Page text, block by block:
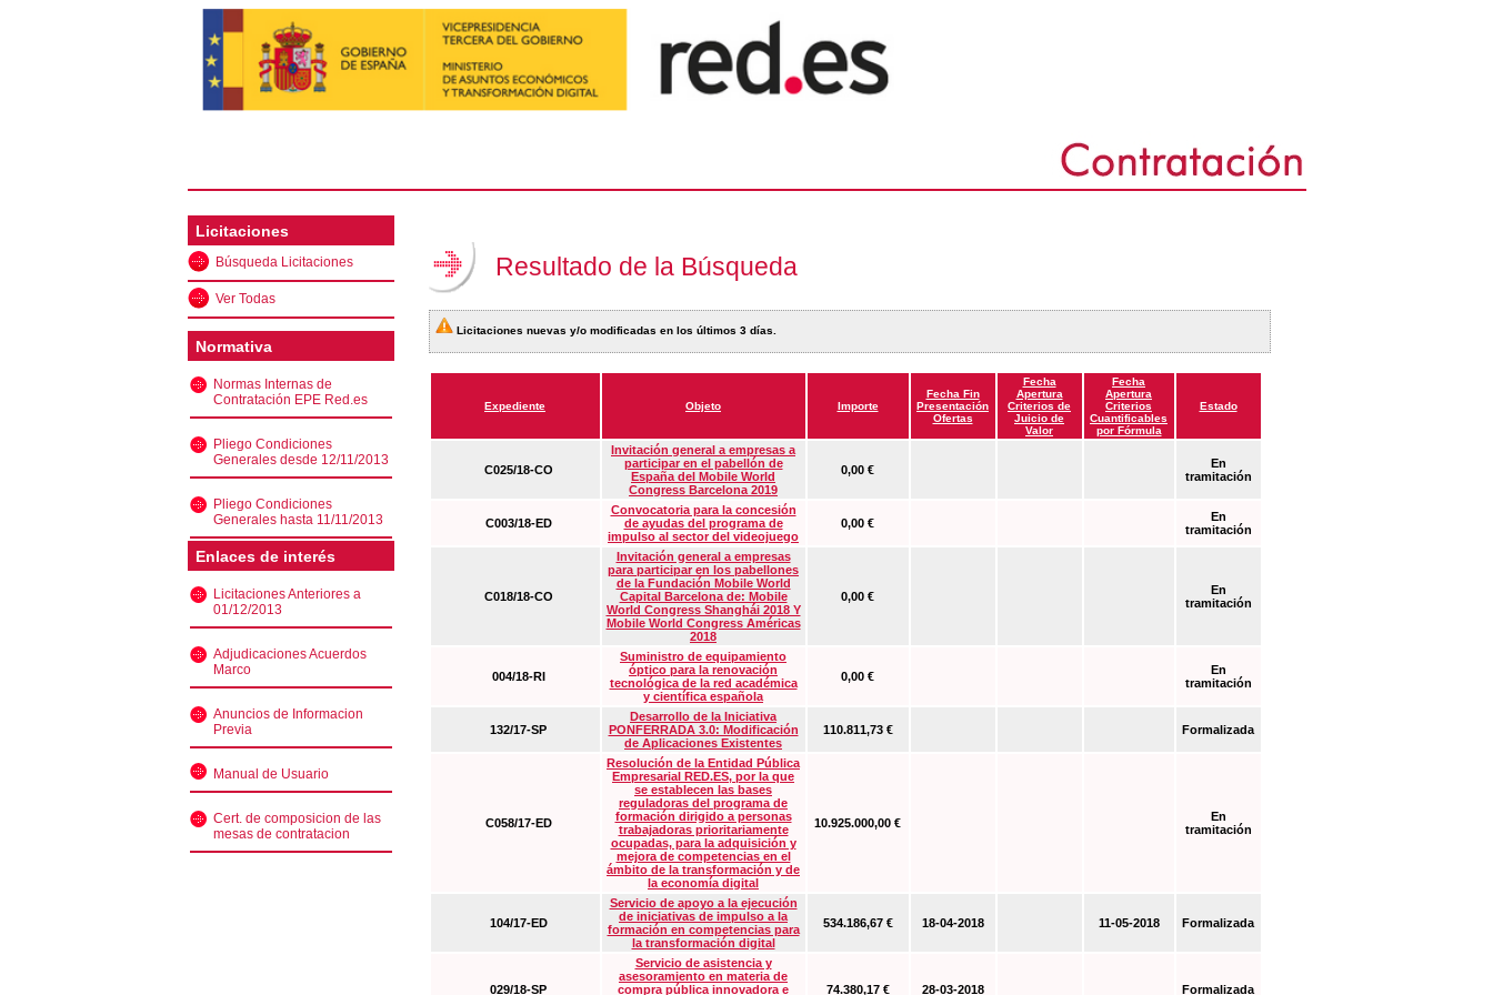
Licitaciones
Búsqueda Licitaciones
Ver Todas
Normativa
Normas Internas de
Contratación EPE Red.es
Pliego Condiciones
Generales desde 12/11/2013
Pliego Condiciones
Generales hasta 11/11/2013
Enlaces de interés
Licitaciones Anteriores a
01/12/2013
Adjudicaciones Acuerdos
Marco
Anuncios de Informacion
Previa
Manual de Usuario
Cert. de composicion de las
mesas de contratacion
Resultado de la Búsqueda
Licitaciones nuevas y/o modificadas en los últimos 3 días.
Expediente Objeto Importe
Fecha Fin
Presentación
Ofertas
Fecha
Apertura
Criterios de
Juicio de
Valor
Fecha
Apertura
Criterios
Cuantificables
por Fórmula
Estado
C025/18-CO
Invitación general a empresas a
participar en el pabellón de
España del Mobile World
Congress Barcelona 2019
0,00 €
En
tramitación
C003/18-ED
Convocatoria para la concesión
de ayudas del programa de
impulso al sector del videojuego
0,00 €
En
tramitación
C018/18-CO
Invitación general a empresas
para participar en los pabellones
de la Fundación Mobile World
Capital Barcelona de: Mobile
World Congress Shanghái 2018 Y
Mobile World Congress Américas
2018
0,00 €
En
tramitación
004/18-RI
Suministro de equipamiento
óptico para la renovación
tecnológica de la red académica
y científica española
0,00 €
En
tramitación
132/17-SP
Desarrollo de la Iniciativa
PONFERRADA 3.0: Modificación
de Aplicaciones Existentes
110.811,73 € Formalizada
C058/17-ED
Resolución de la Entidad Pública
Empresarial RED.ES, por la que
se establecen las bases
reguladoras del programa de
formación dirigido a personas
trabajadoras prioritariamente
ocupadas, para la adquisición y
mejora de competencias en el
ámbito de la transformación y de
la economía digital
10.925.000,00 €
En
tramitación
104/17-ED
Servicio de apoyo a la ejecución
de iniciativas de impulso a la
formación en competencias para
la transformación digital
534.186,67 € 18-04-2018 11-05-2018 Formalizada
029/18-SP
Servicio de asistencia y
asesoramiento en materia de
compra pública innovadora e
74.380,17 € 28-03-2018 Formalizada